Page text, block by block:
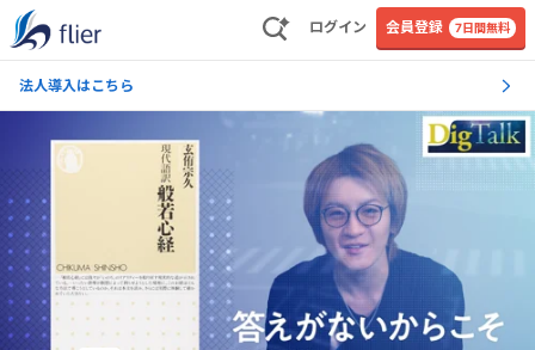
ログイン 会員登録 7日間無料
法人導入はこちら